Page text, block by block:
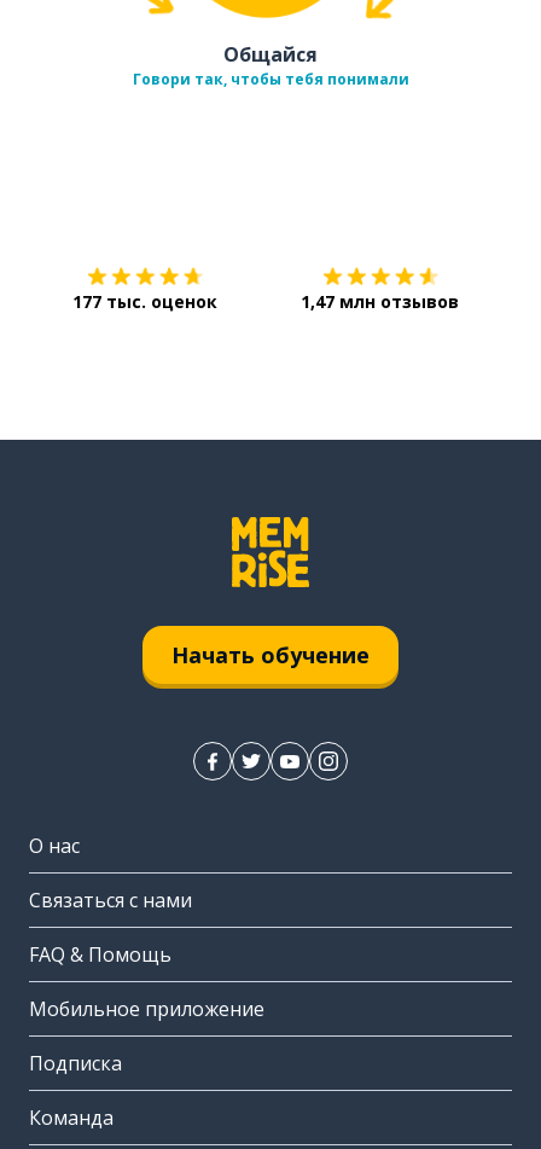
Общайся
Говори так, чтобы тебя понимали
177 тыс. оценок 1,47 млн отзывов
Начать обучение
О нас
Связаться с нами
FAQ & Помощь
Мобильное приложение
Подписка
Команда